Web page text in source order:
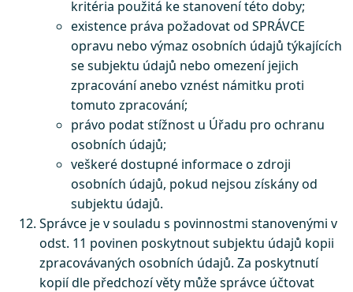
kritéria použitá ke stanovení této doby;
existence práva požadovat od SPRÁVCE
opravu nebo výmaz osobních údajů týkajících
se subjektu údajů nebo omezení jejich
zpracování anebo vznést námitku proti
tomuto zpracování;
právo podat stížnost u Úřadu pro ochranu
osobních údajů;
veškeré dostupné informace o zdroji
osobních údajů, pokud nejsou získány od
subjektu údajů.
Správce je v souladu s povinnostmi stanovenými v
odst. 11 povinen poskytnout subjektu údajů kopii
zpracovávaných osobních údajů. Za poskytnutí
kopií dle předchozí věty může správce účtovat